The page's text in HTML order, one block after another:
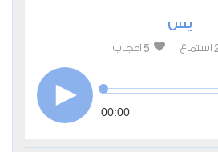
يس
استماع 5 اعجاب
00:00